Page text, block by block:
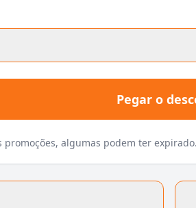
Pegar o
algumas podem ter expirado.